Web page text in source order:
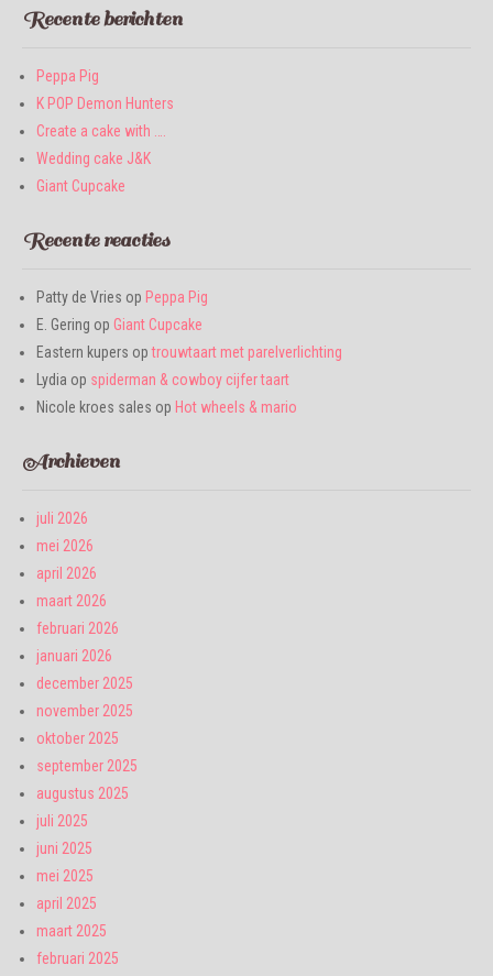
Recente berichten
Peppa Pig
K POP Demon Hunters
Create a cake with ….
Wedding cake J&K
Giant Cupcake
Recente reacties
Patty de Vries op Peppa Pig
E. Gering op Giant Cupcake
Eastern kupers optrouwtaart met parelverlichting
Lydia op spiderman & cowboy cijfer taart
Nicole kroes sales op Hot wheels & mario
Archieven
juli 2026
mei 2026
april 2026
maart 2026
februari 2026
januari 2026
december 2025
november 2025
oktober 2025
september 2025
augustus 2025
juli 2025
juni 2025
mei 2025
april 2025
maart 2025
februari 2025